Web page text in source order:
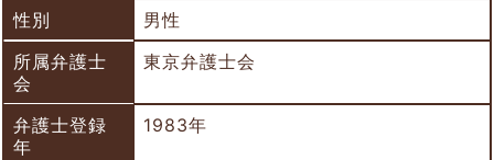
性別
男性
所属弁護士
会
東京弁護士会
弁護士登録
年
1983年